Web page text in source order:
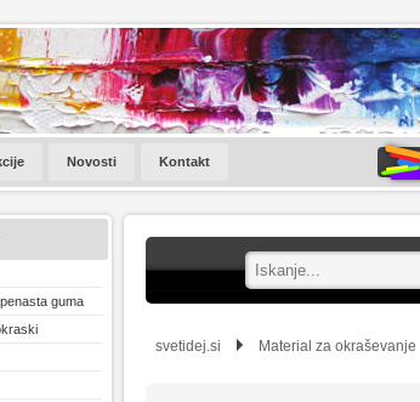
Novosti Kontakt
guma
svetidej.si Material za okraševanje